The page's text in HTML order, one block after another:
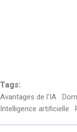
Tags:
Avantages de l'IA
Intelligence artificielle